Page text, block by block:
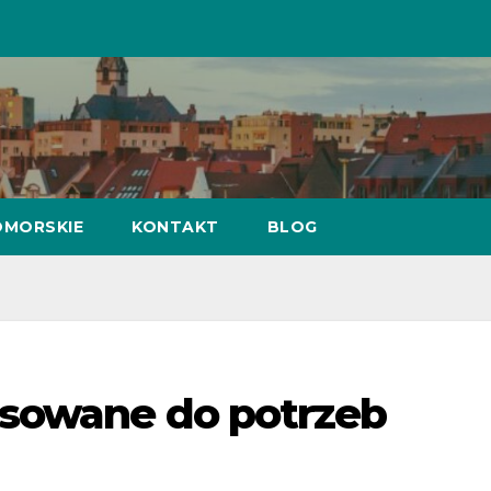
KONTAKT BLOG
do potrzeb